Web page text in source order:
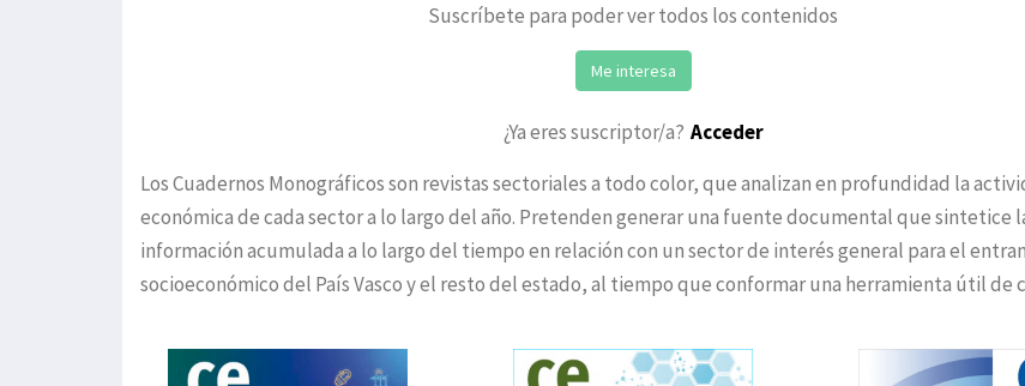
Suscríbete para poder ver todos los contenidos
Me interesa
¿Ya eres suscriptor/a? Acceder
Los Cuadernos Monográficos son revistas sectoriales a todo color, que analizan en profundidad la
económica de cada sector a lo largo del año. Pretenden generar una fuente documental que sintetice
información acumulada a lo largo del tiempo en relación con un sector de interés general para el
socioeconómico del País Vasco y el resto del estado, al tiempo que conformar una herramienta útil de